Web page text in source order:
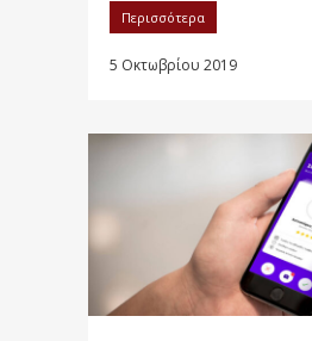
Περισσότερα
5 Οκτωβρίου 2019